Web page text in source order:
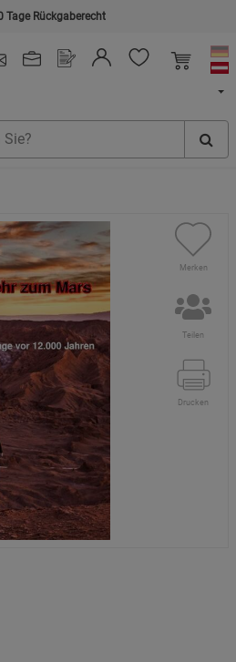
Tage Rückgaberecht
Merken
Teilen
Drucken